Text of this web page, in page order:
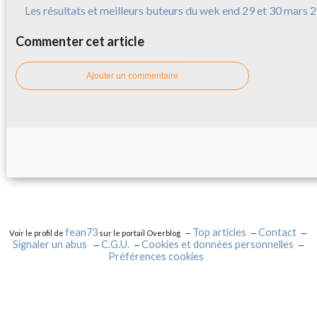
Les résultats et meilleurs buteurs du wek end 29 et 30 mars
Commenter cet article
Ajouter un commentaire
Voir le profil defean73 sur le portail Overblog Top articles
Contact
Signaler un abus
C.G.U.
Cookies et données personnelles
Préférences cookies